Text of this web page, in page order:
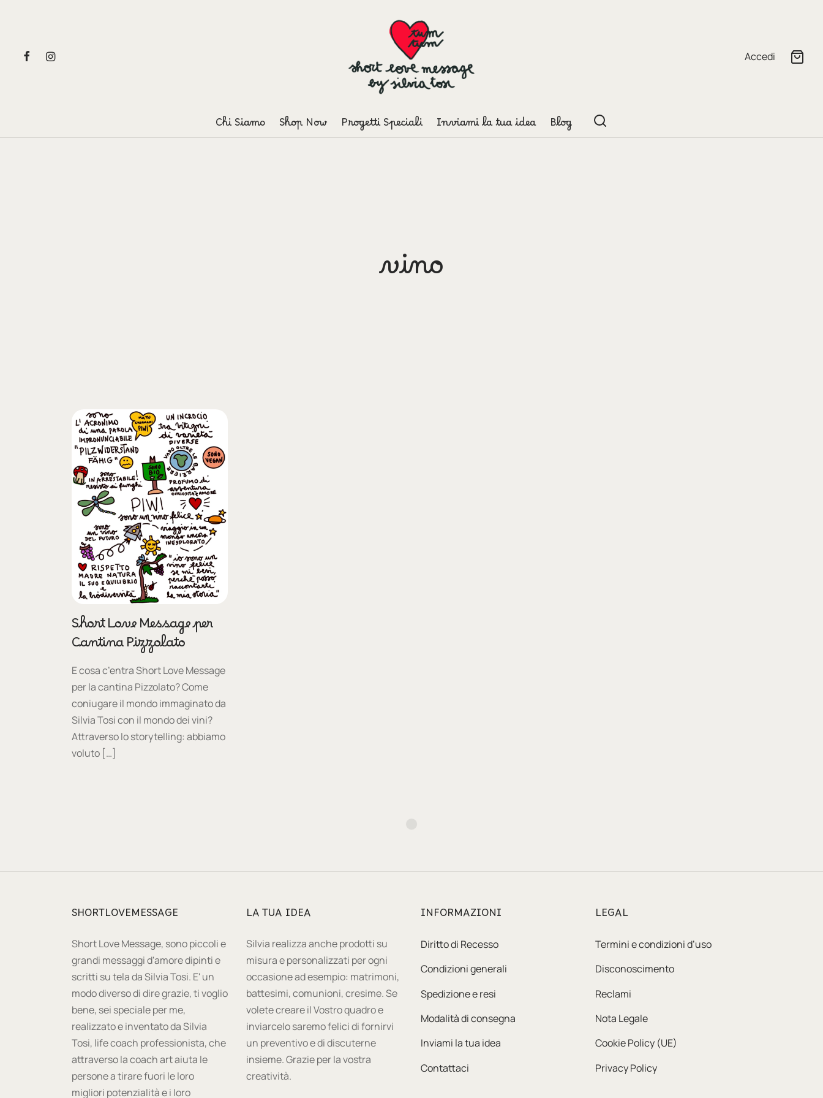
Accedi
Chi Siamo Shop Now Progetti Speciali Inviami la tua idea Blog
vino
Short Love Message per
Cantina Pizzolato
E cosa c’entra Short Love Message
per la cantina Pizzolato? Come
coniugare il mondo immaginato da
Silvia Tosi con il mondo dei vini?
Attraverso lo storytelling: abbiamo
voluto […]
SHORTLOVEMESSAGE
Short Love Message, sono piccoli e
grandi messaggi d'amore dipinti e
scritti su tela da Silvia Tosi. E' un
modo diverso di dire grazie, ti voglio
bene, sei speciale per me,
realizzato e inventato da Silvia
Tosi, life coach professionista, che
attraverso la coach art aiuta le
persone a tirare fuori le loro
LA TUA IDEA
Silvia realizza anche prodotti su
misura e personalizzati per ogni
occasione ad esempio: matrimoni,
battesimi, comunioni, cresime. Se
volete creare il Vostro quadro e
inviarcelo saremo felici di fornirvi
un preventivo e di discuterne
insieme. Grazie per la vostra
creatività.
INFORMAZIONI
Diritto di Recesso
Condizioni generali
Spedizione e resi
Modalità di consegna
Inviami la tua idea
Contattaci
LEGAL
Termini e condizioni d’uso
Disconoscimento
Reclami
Nota Legale
Cookie Policy (UE)
Privacy Policy